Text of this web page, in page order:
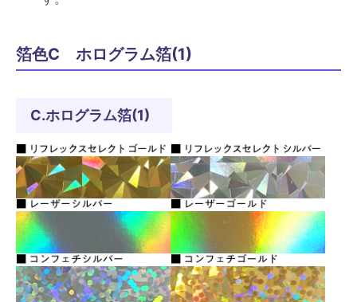
箔色C ホログラム箔(1)
C.ホログラム箔(1)